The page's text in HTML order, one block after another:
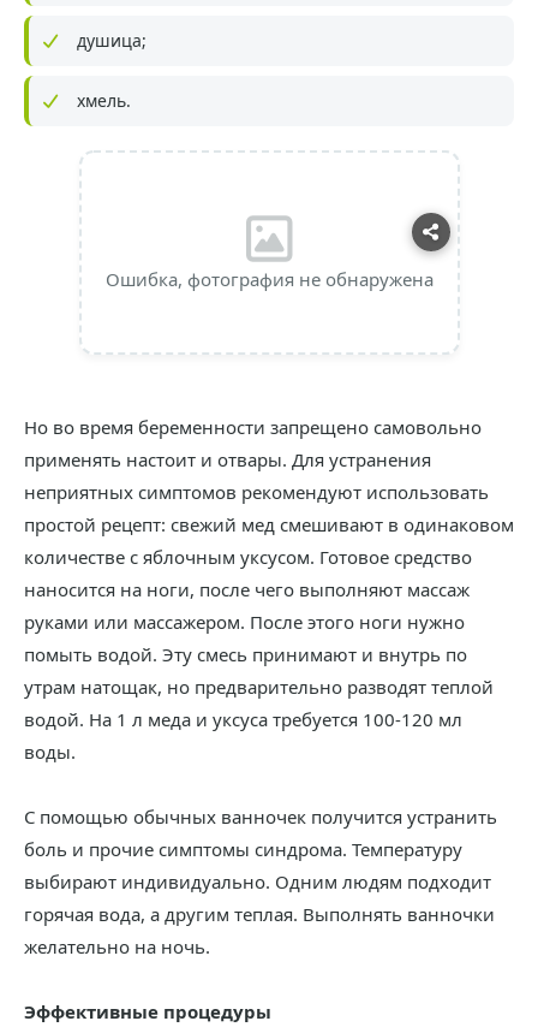
душица;
хмель.
Ошибка, фотография не обнаружена
Но во время беременности запрещено самовольно
применять настоит и отвары. Для устранения
неприятных симптомов рекомендуют использовать
простой рецепт: свежий мед смешивают в одинаковом
количестве с яблочным уксусом. Готовое средство
наносится на ноги, после чего выполняют массаж
руками или массажером. После этого ноги нужно
помыть водой. Эту смесь принимают и внутрь по
утрам натощак, но предварительно разводят теплой
водой. На 1 л меда и уксуса требуется 100-120 мл
воды.
С помощью обычных ванночек получится устранить
боль и прочие симптомы синдрома. Температуру
выбирают индивидуально. Одним людям подходит
горячая вода, а другим теплая. Выполнять ванночки
желательно на ночь.
Эффективные процедуры